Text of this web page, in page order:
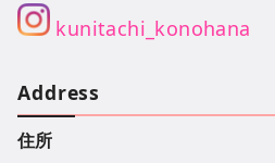
kunitachi_konohana
Address
住所